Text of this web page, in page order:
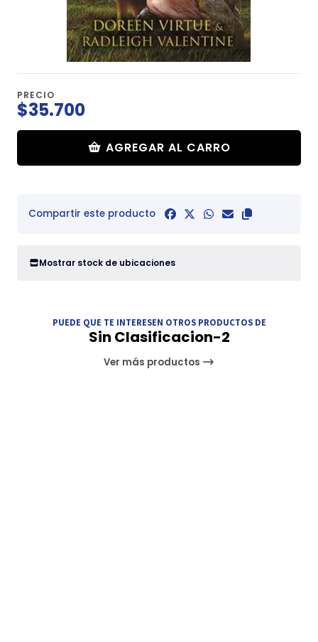
PRECIO
$35.700
AGREGAR AL CARRO
Compartir este producto
Mostrar stock de ubicaciones
PUEDE QUE TE INTERESEN OTROS PRODUCTOS DE
Sin Clasificacion-2
Ver más productos